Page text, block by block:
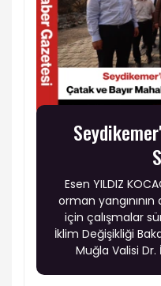
Esen YILDIZ
orman yangınının
için çalışmalar
İklim Değişikliği
Muğla Valisi Dr.